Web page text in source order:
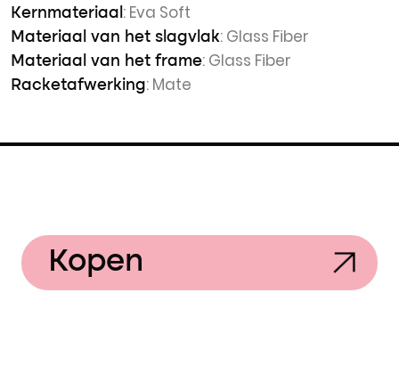
Kernmateriaal : Eva Soft
Materiaal van het slagvlak: Glass Fiber
Materiaal van het frame: Glass Fiber
Racketafwerking: Mate
Kopen